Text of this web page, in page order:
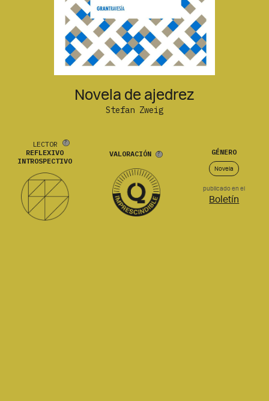
Novela de ajedrez
Stefan Zweig
LECTOR
REFLEXIVO
INTROSPECTIVO
VALORACIÓN GÉNERO
Novela
publicado en el
Boletín